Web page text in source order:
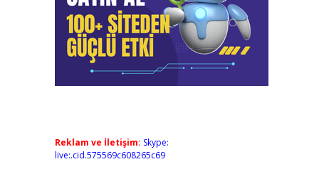
Reklam ve İletişim: Skype:
live:.cid.575569c608265c69